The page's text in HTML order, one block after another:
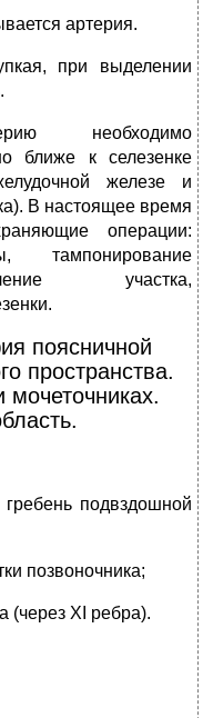
артерия.
при выделении
необходимо
ближе к селезенке
железе и
В настоящее время
операции:
тампонирование
участка,
поясничной
пространства.
подвздошной
позвоночника;
(через XI ребра).